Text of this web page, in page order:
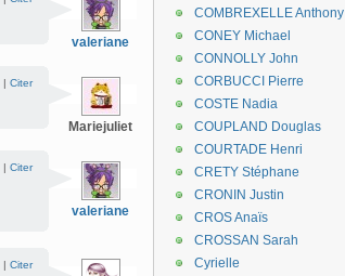
valeriane
Mariejuliet
| Citer
valeriane
| Citer
| Citer
COMBREXELLE Anthony
CONEY Michael
CONNOLLY John
CORBUCCI Pierre
COSTE Nadia
COUPLAND Douglas
COURTADE Henri
CRETY Stéphane
CRONIN Justin
CROS Anaïs
CROSSAN Sarah
Cyrielle